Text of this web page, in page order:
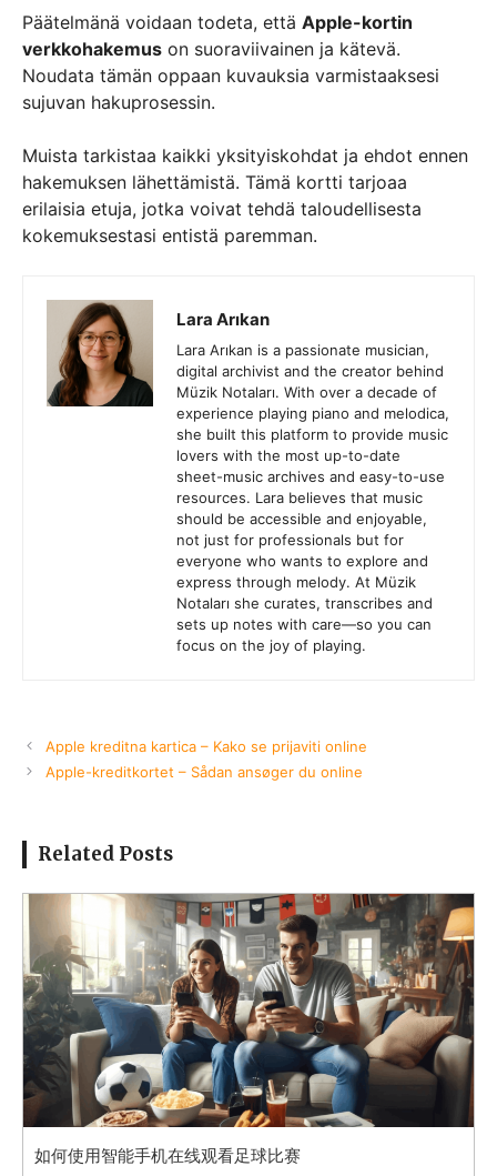
Päätelmänä voidaan todeta, että Apple-kortin
verkkohakemus on suoraviivainen ja kätevä.
Noudata tämän oppaan kuvauksia varmistaaksesi
sujuvan hakuprosessin.
Muista tarkistaa kaikki yksityiskohdat ja ehdot ennen
hakemuksen lähettämistä. Tämä kortti tarjoaa
erilaisia etuja, jotka voivat tehdä taloudellisesta
kokemuksestasi entistä paremman.
Lara Arıkan
Lara Arıkan is a passionate musician,
digital archivist and the creator behind
Müzik Notaları. With over a decade of
experience playing piano and melodica,
she built this platform to provide music
lovers with the most up-to-date
sheet-music archives and easy-to-use
resources. Lara believes that music
should be accessible and enjoyable,
not just for professionals but for
everyone who wants to explore and
express through melody. At Müzik
Notaları she curates, transcribes and
sets up notes with care—so you can
focus on the joy of playing.
Apple kreditna kartica – Kako se prijaviti online
Apple-kreditkortet – Sådan ansøger du online
Related Posts
如何使用智能手机在线观看足球比赛